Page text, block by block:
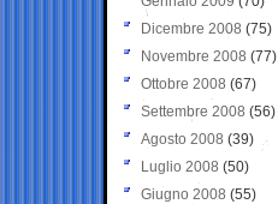
Dicembre 2008 (75)
Novembre 2008 (77)
Ottobre 2008 (67)
Settembre 2008 (56)
Agosto 2008 (39)
Luglio 2008 (50)
Giugno 2008 (55)